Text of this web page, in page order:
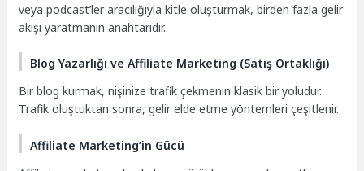
veya podcast’ler aracılığıyla kitle oluşturmak, birden fazla gelir
akışı yaratmanın anahtarıdır.
Blog Yazarlığı ve Affiliate Marketing (Satış Ortaklığı)
Bir blog kurmak, nişinize trafik çekmenin klasik bir yoludur.
Trafik oluştuktan sonra, gelir elde etme yöntemleri çeşitlenir.
Affiliate Marketing’in Gücü